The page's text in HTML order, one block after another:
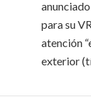
para su
atención
exterior